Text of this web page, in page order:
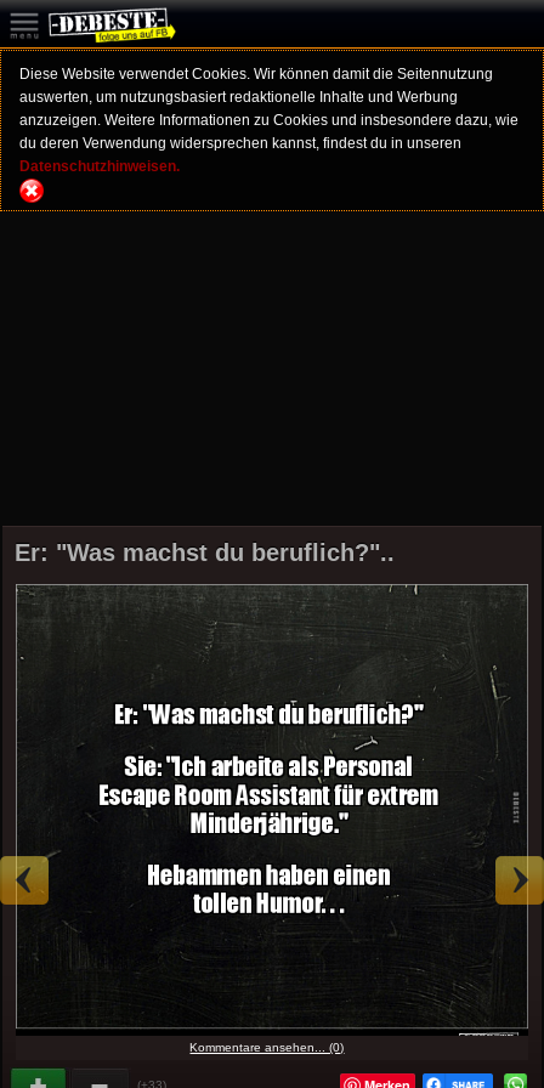
Diese Website verwendet Cookies. Wir können damit die Seitennutzung
auswerten, um nutzungsbasiert redaktionelle Inhalte und Werbung
anzuzeigen. Weitere Informationen zu Cookies und insbesondere dazu, wie
du deren Verwendung widersprechen kannst, findest du in unseren
Datenschutzhinweisen.
Er: "Was machst du beruflich?"..
Kommentare ansehen... (0)
(+33)